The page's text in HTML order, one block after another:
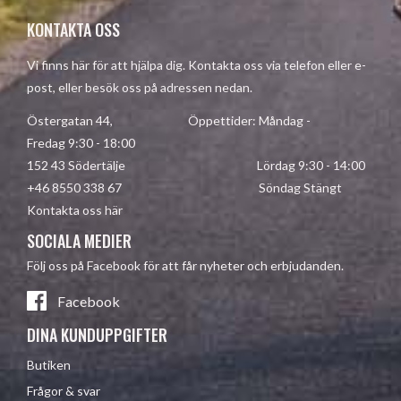
KONTAKTA OSS
Vi finns här för att hjälpa dig. Kontakta oss via telefon eller e-
post, eller besök oss på adressen nedan.
Östergatan 44, Öppettider: Måndag -
Fredag 9:30 - 18:00
152 43 Södertälje Lördag 9:30 - 14:00
+46 8550 338 67 Söndag Stängt
Kontakta oss här
SOCIALA MEDIER
Följ oss på Facebook för att får nyheter och erbjudanden.
Facebook
DINA KUNDUPPGIFTER
Butiken
Frågor & svar